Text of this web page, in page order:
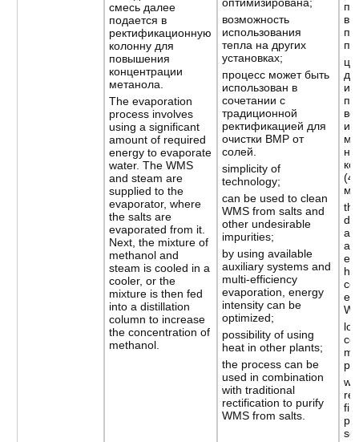
смесь далее
подается в
ректификационную
колонну для
повышения
концентрации
метанола.
The evaporation
process involves
using a significant
amount of required
energy to evaporate
water. The WMS
and steam are
supplied to the
evaporator, where
the salts are
evaporated from it.
Next, the mixture of
methanol and
steam is cooled in a
cooler, or the
mixture is then fed
into a distillation
column to increase
the concentration of
methanol.
возможность
использования
тепла на других
установках;
процесс может быть
использован в
сочетании с
традиционной
ректификацией для
очистки ВМР от
солей.
simplicity of
technology;
can be used to clean
WMS from salts and
other undesirable
impurities;
by using available
auxiliary systems and
multi-efficiency
evaporation, energy
intensity can be
optimized;
possibility of using
heat in other plants;
the process can be
used in combination
with traditional
rectification to purify
WMS from salts.
a